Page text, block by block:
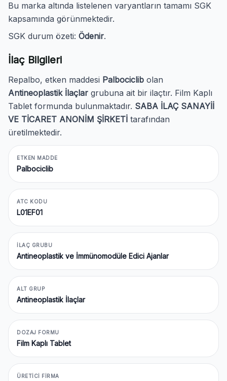
Bu marka altında listelenen varyantların tamamı SGK
kapsamında görünmektedir.
SGK durum özeti: Ödenir.
İlaç Bilgileri
Repalbo, etken maddesi Palbociclib olan
Antineoplastik İlaçlar grubuna ait bir ilaçtır. Film Kaplı
Tablet formunda bulunmaktadır. SABA İLAÇ SANAYİİ
VE TİCARET ANONİM ŞİRKETİ tarafından
üretilmektedir.
ETKEN MADDE
Palbociclib
ATC KODU
L01EF01
İLAÇ GRUBU
Antineoplastik ve İmmünomodüle Edici Ajanlar
ALT GRUP
Antineoplastik İlaçlar
DOZAJ FORMU
Film Kaplı Tablet
ÜRETICI FIRMA